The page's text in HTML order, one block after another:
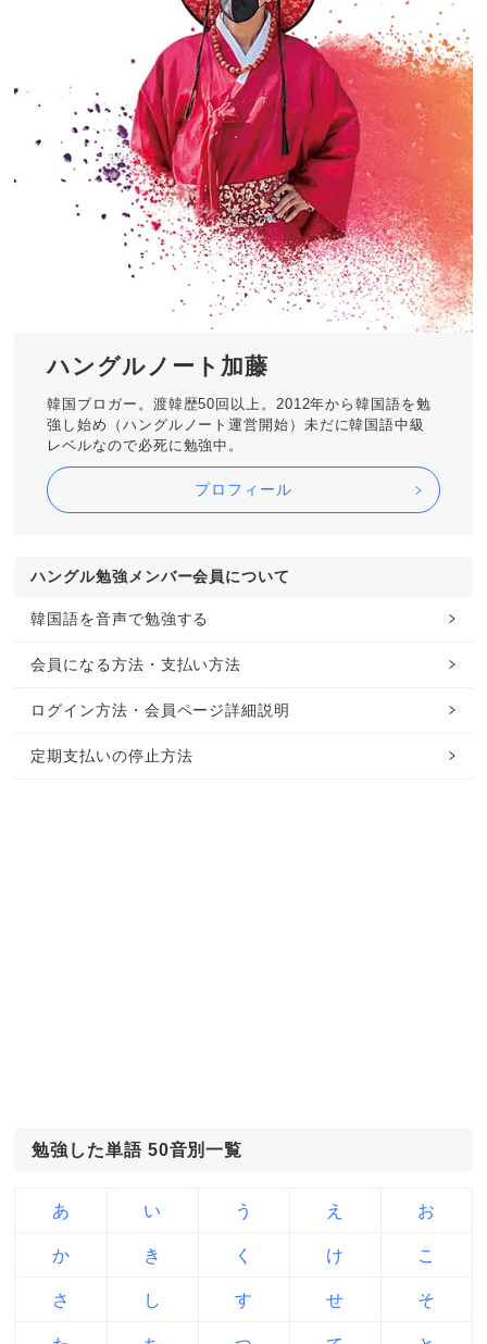
ハングルノート加藤
韓国ブロガー。渡韓歴50回以上。2012年から韓国語を勉
強し始め（ハングルノート運営開始）未だに韓国語中級
レベルなので必死に勉強中。
プロフィール
ハングル勉強メンバー会員について
韓国語を音声で勉強する
会員になる方法・支払い方法
ログイン方法・会員ページ詳細説明
定期支払いの停止方法
勉強した単語 50音別一覧
あ い う え お
か き く け こ
さ し す せ そ